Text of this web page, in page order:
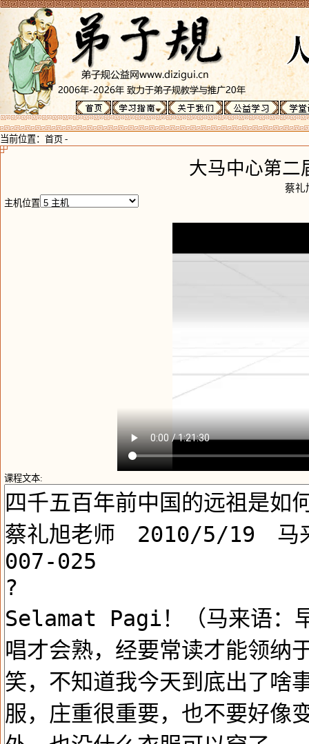
当前位置： 首页 -
大马中心第二
蔡礼
主机位置
课程文本: